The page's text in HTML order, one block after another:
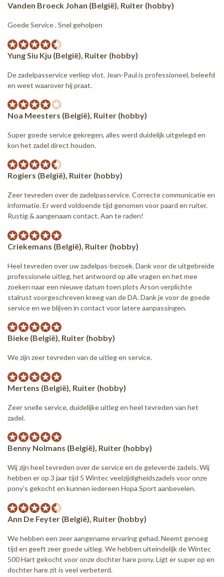
Vanden Broeck Johan (België), Ruiter (hobby)
Goede Service . Snel geholpen
Yung Siu Kju (België), Ruiter (hobby)
De zadelpasservice verliep vlot. Jean-Paul is professioneel, beleefd
en weet waarover hij praat.
Noa Meesters (België), Ruiter (hobby)
Super goede service gekregen, alles werd duidelijk uitgelegd en
kon het zadel direct houden.
Rogiers (België), Ruiter (hobby)
Zeer tevreden over de zadelpasservice. Correcte communicatie en
informatie. Er werd voldoende tijd genomen voor paard en ruiter.
Rustig & aangenaam contact. Aan te raden!
Criekemans (België), Ruiter (hobby)
Heel tevreden over uw zadelpas-bezoek. Dank voor de uitgebreide
professionele uitleg, het antwoord op alle vragen en het mee
zoeken naar een nieuwe datum toen plots Arson verplichte
stalrust voorgeschreven kreeg van de DA. Dank je voor de goede
service en we blijven in contact voor latere aanpassingen.
Bieke (België), Ruiter (hobby)
We zijn zeer tevreden van de uitleg en service.
Mertens (België), Ruiter (hobby)
Zeer snelle service, duidelijke uitleg en heel tevreden van het
zadel.
Benny Nolmans (België), Ruiter (hobby)
Wij zijn heel tevreden over de service en de geleverde zadels. Wij
hebben er op 3 jaar tijd 5 Wintec veelzijdigheidszadels voor onze
pony's gekocht en kunnen iedereen Hopa Sport aanbevelen.
Ann De Feyter (België), Ruiter (hobby)
We hebben een zeer aangename ervaring gehad. Neemt genoeg
tijd en geeft zeer goede uitleg. We hebben uiteindelijk de Wintec
500 Hart gekocht voor onze dochter hare pony. Ligt er super op en
dochter hare zit is veel verbeterd.